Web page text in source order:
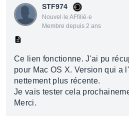
STF974
Nouvel·le AFfilié·e
Membre depuis 2 ans
Ce lien fonctionne. J'ai pu
pour Mac OS X. Version qui a
nettement plus récente.
Je vais tester cela
Merci.